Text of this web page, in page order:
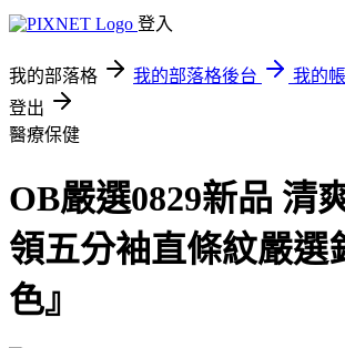
登入
我的部落格 我的部落格後台
我的
登出
醫療保健
OB嚴選0829新品 清
領五分袖直條紋嚴選
色』